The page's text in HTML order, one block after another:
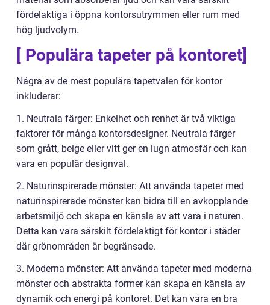
fördelaktiga i öppna kontorsutrymmen eller rum med
hög ljudvolym.
[ Populära tapeter på kontoret]
Några av de mest populära tapetvalen för kontor
inkluderar:
1. Neutrala färger: Enkelhet och renhet är två viktiga
faktorer för många kontorsdesigner. Neutrala färger
som grått, beige eller vitt ger en lugn atmosfär och kan
vara en populär designval.
2. Naturinspirerade mönster: Att använda tapeter med
naturinspirerade mönster kan bidra till en avkopplande
arbetsmiljö och skapa en känsla av att vara i naturen.
Detta kan vara särskilt fördelaktigt för kontor i städer
där grönområden är begränsade.
3. Moderna mönster: Att använda tapeter med moderna
mönster och abstrakta former kan skapa en känsla av
dynamik och energi på kontoret. Det kan vara en bra